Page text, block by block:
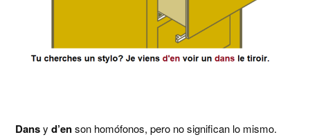
Dansy d’enson homófonos, pero no significan lo mismo.